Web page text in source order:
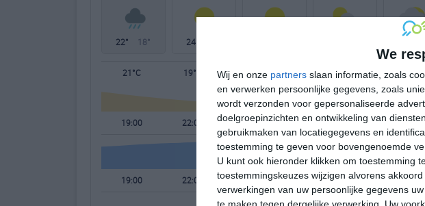
We
Wij en onze partners slaan informatie, zoals
en verwerken persoonlijke gegevens, zoals
wordt verzonden voor gepersonaliseerde
doelgroepinzichten en ontwikkeling van diensten.
gebruikmaken van locatiegegevens en
toestemming te geven voor bovengenoemde
U kunt ook hieronder klikken om toestemming
toestemmingskeuzes wijzigen alvorens akkoord
verwerkingen van uw persoonlijke gegevens
22° 18° 24°
21°C 19°C 17°C 16°C 15°C
19:00 22:00 01:00 04:00 07:00
19:00 22:00 01:00 04:00 07:00